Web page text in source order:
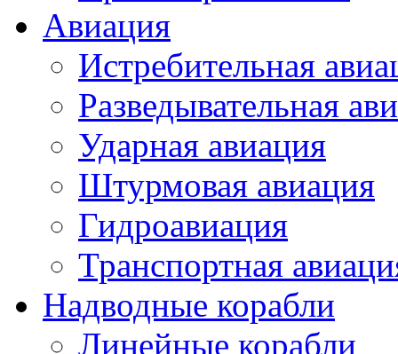
Авиация
Истребительная
Разведывательная
Ударная авиация
Штурмовая авиация
Гидроавиация
Транспортная
Надводные корабли
Линейные корабли